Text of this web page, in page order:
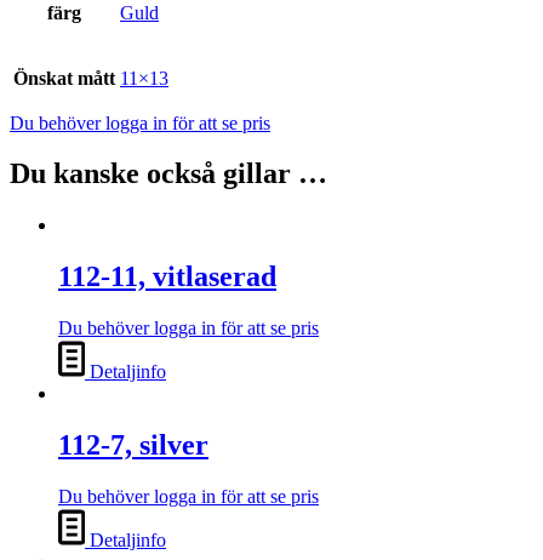
färg Guld
Önskat mått 11×13
Du behöver logga in för att se pris
Du kanske också gillar …
112-11, vitlaserad
Du behöver logga in för att se pris
Detaljinfo
112-7, silver
Du behöver logga in för att se pris
Detaljinfo